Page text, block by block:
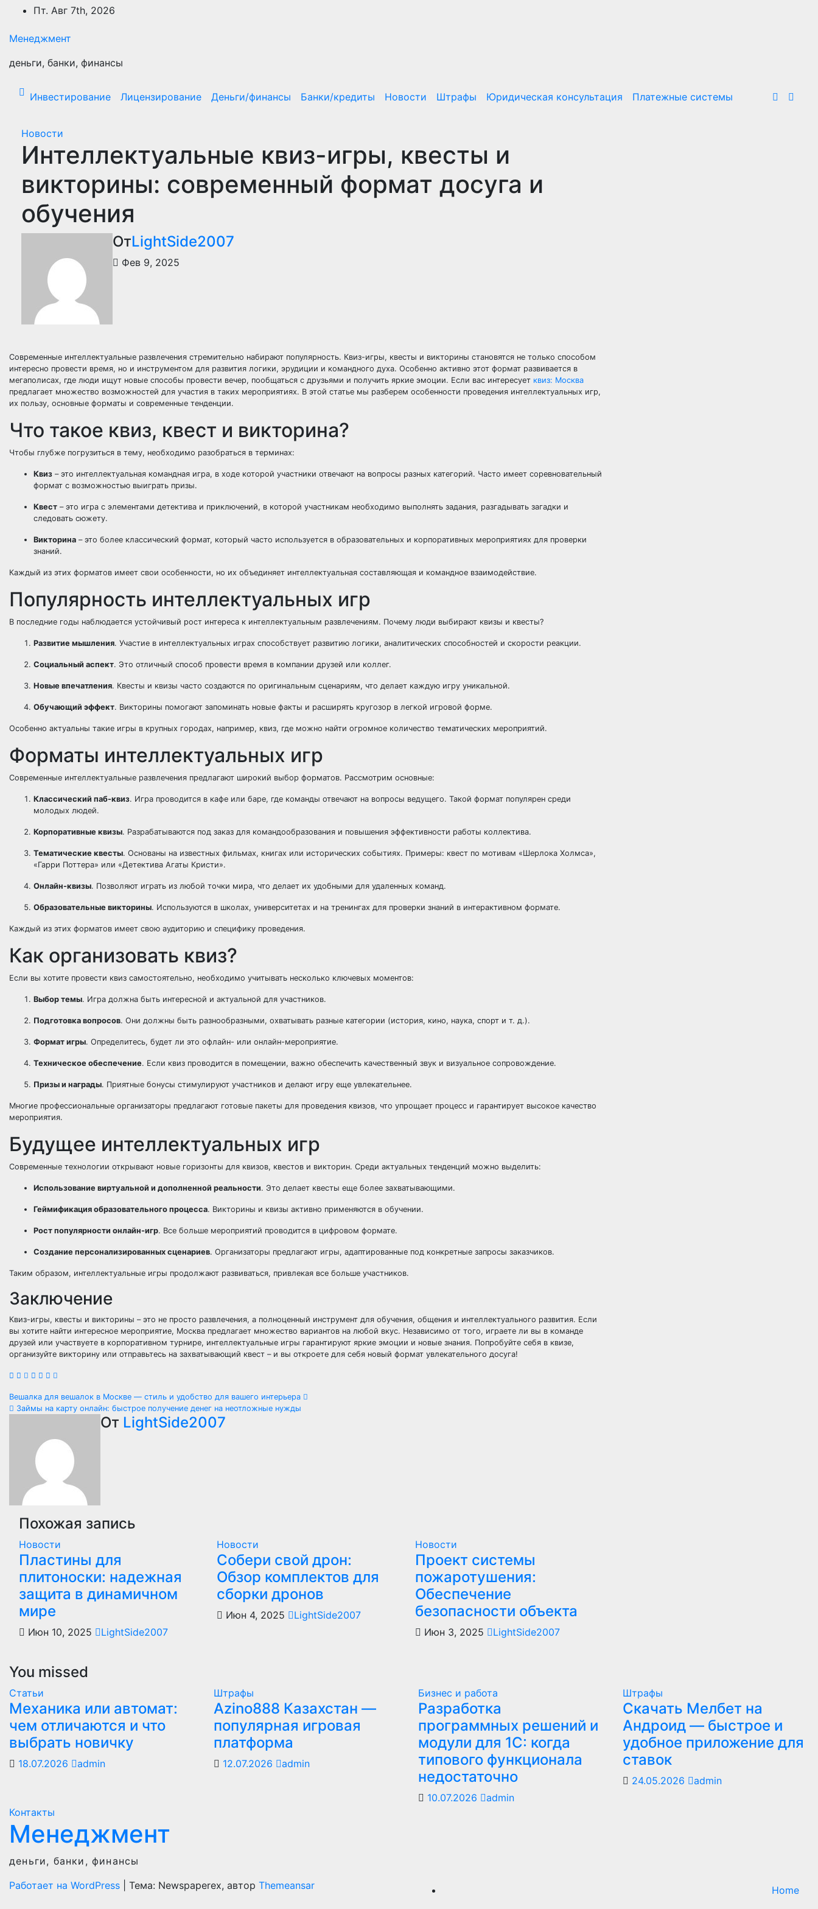
Перейти
содержимому
Пт. Авг 7th, 2026
Менеджмент
деньги, банки, финансы
Инвестирование Лицензирование Деньги/финансы Банки/кредиты Новости Штрафы Юридическая консультация Платежные системы
Новости
Интеллектуальные квиз-игры, квесты и
викторины: современный формат досуга и
обучения
ОтLightSide2007
Фев 9, 2025
Современные интеллектуальные развлечения стремительно набирают популярность. Квиз-игры, квесты и викторины становятся не только способом
интересно провести время, но и инструментом для развития логики, эрудиции и командного духа. Особенно активно этот формат развивается в
мегаполисах, где люди ищут новые способы провести вечер, пообщаться с друзьями и получить яркие эмоции. Если вас интересует квиз: Москва
предлагает множество возможностей для участия в таких мероприятиях. В этой статье мы разберем особенности проведения интеллектуальных игр,
их пользу, основные форматы и современные тенденции.
Что такое квиз, квест и викторина?
Чтобы глубже погрузиться в тему, необходимо разобраться в терминах:
Квиз – это интеллектуальная командная игра, в ходе которой участники отвечают на вопросы разных категорий. Часто имеет соревновательный
формат с возможностью выиграть призы.
Квест – это игра с элементами детектива и приключений, в которой участникам необходимо выполнять задания, разгадывать загадки и
следовать сюжету.
Викторина – это более классический формат, который часто используется в образовательных и корпоративных мероприятиях для проверки
знаний.
Каждый из этих форматов имеет свои особенности, но их объединяет интеллектуальная составляющая и командное взаимодействие.
Популярность интеллектуальных игр
В последние годы наблюдается устойчивый рост интереса к интеллектуальным развлечениям. Почему люди выбирают квизы и квесты?
Развитие мышления. Участие в интеллектуальных играх способствует развитию логики, аналитических способностей и скорости реакции.
Социальный аспект. Это отличный способ провести время в компании друзей или коллег.
Новые впечатления. Квесты и квизы часто создаются по оригинальным сценариям, что делает каждую игру уникальной.
Обучающий эффект. Викторины помогают запоминать новые факты и расширять кругозор в легкой игровой форме.
Особенно актуальны такие игры в крупных городах, например, квиз, где можно найти огромное количество тематических мероприятий.
Форматы интеллектуальных игр
Современные интеллектуальные развлечения предлагают широкий выбор форматов. Рассмотрим основные:
Классический паб-квиз. Игра проводится в кафе или баре, где команды отвечают на вопросы ведущего. Такой формат популярен среди
молодых людей.
Корпоративные квизы. Разрабатываются под заказ для командообразования и повышения эффективности работы коллектива.
Тематические квесты. Основаны на известных фильмах, книгах или исторических событиях. Примеры: квест по мотивам «Шерлока Холмса»,
«Гарри Поттера» или «Детектива Агаты Кристи».
Онлайн-квизы. Позволяют играть из любой точки мира, что делает их удобными для удаленных команд.
Образовательные викторины. Используются в школах, университетах и на тренингах для проверки знаний в интерактивном формате.
Каждый из этих форматов имеет свою аудиторию и специфику проведения.
Как организовать квиз?
Если вы хотите провести квиз самостоятельно, необходимо учитывать несколько ключевых моментов:
Выбор темы. Игра должна быть интересной и актуальной для участников.
Подготовка вопросов. Они должны быть разнообразными, охватывать разные категории (история, кино, наука, спорт и т. д.).
Формат игры. Определитесь, будет ли это офлайн- или онлайн-мероприятие.
Техническое обеспечение. Если квиз проводится в помещении, важно обеспечить качественный звук и визуальное сопровождение.
Призы и награды. Приятные бонусы стимулируют участников и делают игру еще увлекательнее.
Многие профессиональные организаторы предлагают готовые пакеты для проведения квизов, что упрощает процесс и гарантирует высокое качество
мероприятия.
Будущее интеллектуальных игр
Современные технологии открывают новые горизонты для квизов, квестов и викторин. Среди актуальных тенденций можно выделить:
Использование виртуальной и дополненной реальности. Это делает квесты еще более захватывающими.
Геймификация образовательного процесса. Викторины и квизы активно применяются в обучении.
Рост популярности онлайн-игр. Все больше мероприятий проводится в цифровом формате.
Создание персонализированных сценариев. Организаторы предлагают игры, адаптированные под конкретные запросы заказчиков.
Таким образом, интеллектуальные игры продолжают развиваться, привлекая все больше участников.
Заключение
Квиз-игры, квесты и викторины – это не просто развлечения, а полноценный инструмент для обучения, общения и интеллектуального развития. Если
вы хотите найти интересное мероприятие, Москва предлагает множество вариантов на любой вкус. Независимо от того, играете ли вы в команде
друзей или участвуете в корпоративном турнире, интеллектуальные игры гарантируют яркие эмоции и новые знания. Попробуйте себя в квизе,
организуйте викторину или отправьтесь на захватывающий квест – и вы откроете для себя новый формат увлекательного досуга!
Навигация
записям
Вешалка для вешалок в Москве — стиль и удобство для вашего интерьера
Займы на карту онлайн: быстрое получение денег на неотложные нужды
От LightSide2007
Похожая запись
Новости
Пластины для
плитоноски: надежная
защита в динамичном
мире
Июн 10, 2025 LightSide2007
Новости
Собери свой дрон:
Обзор комплектов для
сборки дронов
Июн 4, 2025 LightSide2007
Новости
Проект системы
пожаротушения:
Обеспечение
безопасности объекта
Июн 3, 2025 LightSide2007
You missed
Статьи
Механика или автомат:
чем отличаются и что
выбрать новичку
18.07.2026 admin
Штрафы
Azino888 Казахстан —
популярная игровая
платформа
12.07.2026 admin
Бизнес и работа
Разработка
программных решений и
модули для 1С: когда
типового функционала
недостаточно
10.07.2026 admin
Штрафы
Скачать Мелбет на
Андроид — быстрое и
удобное приложение для
ставок
24.05.2026 admin
Контакты
Менеджмент
деньги, банки, финансы
Работает на WordPress
Тема: Newspaperex, автор Themeansar
Home